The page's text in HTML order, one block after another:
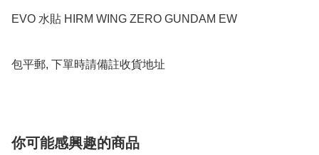
EVO 水貼 HIRM WING ZERO GUNDAM EW
包平郵, 下單時請備註收貨地址
你可能感興趣的商品